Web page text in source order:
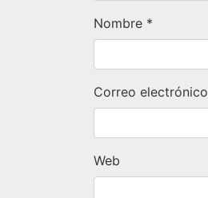
Nombre *
Correo electrónico
Web